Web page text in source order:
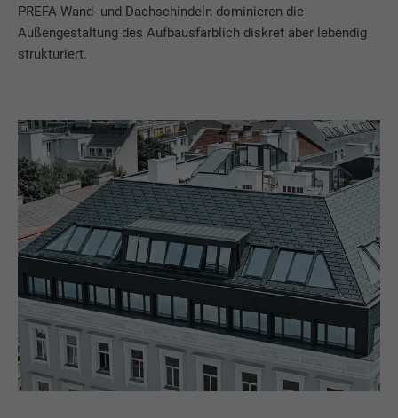
PREFA Wand- und Dachschindeln dominieren die
Außengestaltung des Aufbausfarblich diskret aber lebendig
strukturiert.